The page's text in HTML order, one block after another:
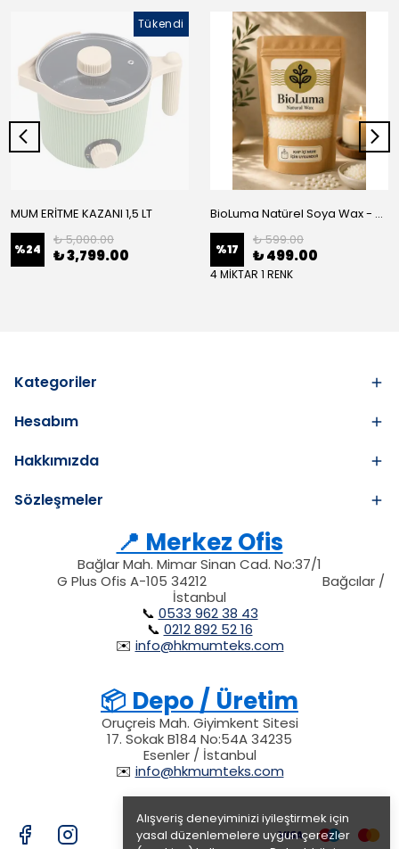
Alışveriş deneyiminizi iyileştirmek için
yasal düzenlemelere uygun çerezler
Tükendi
MUM ERİTME KAZANI 1,5 LT
%24
₺ 5,000.00
₺ 3,799.00
BioLuma Natürel Soya Wax - Kap İçi Mum
%17
₺ 599.00
₺ 499.00
4 MİKTAR 1 RENK
Kategoriler
Hesabım
Hakkımızda
Sözleşmeler
📍 Merkez Ofis
Bağlar Mah. Mimar Sinan Cad. No:37/1
G Plus Ofis A-105 34212
Bağcılar /
İstanbul
📞 0533 962 38 43
📞 0212 892 52 16
✉️ info@hkmumteks.com
📦 Depo / Üretim
Oruçreis Mah. Giyimkent Sitesi
17. Sokak B184 No:54A 34235
Esenler / İstanbul
✉️ info@hkmumteks.com